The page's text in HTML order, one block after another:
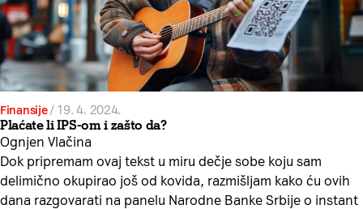
Finansije/ 19. 4. 2024.
Plaćate li IPS-om i zašto da?
Ognjen Vlačina
Dok pripremam ovaj tekst u miru dečje sobe koju sam
delimično okupirao još od kovida, razmišljam kako ću ovih
dana razgovarati na panelu Narodne Banke Srbije o instant